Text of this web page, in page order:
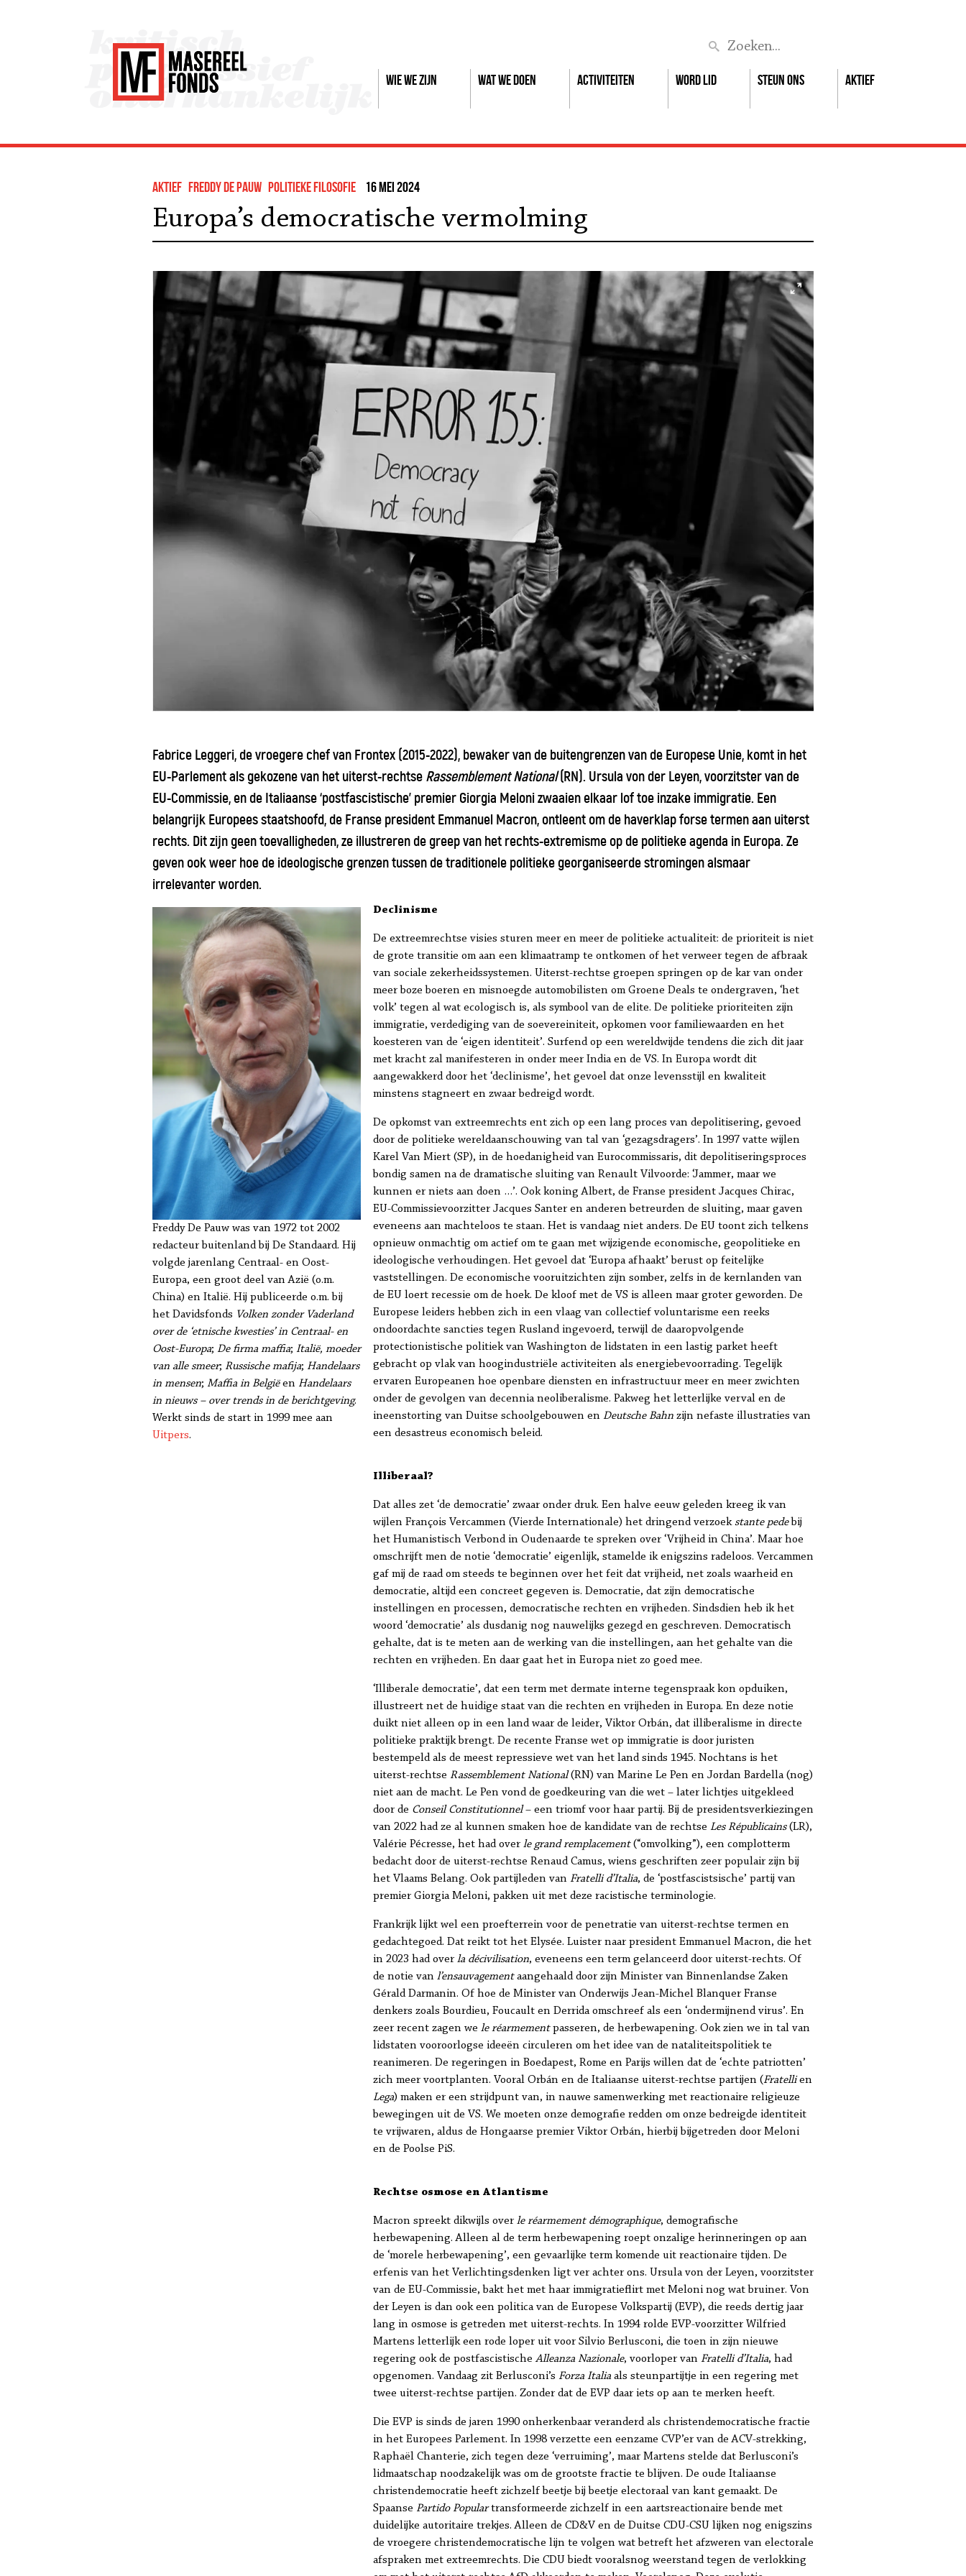
Wie we zijn Wat we doen Activiteiten Word lid Steun ons Aktief
Aktief Freddy De Pauw Politieke filosofie 16 mei 2024
Europa’s democratische vermolming
Fabrice Leggeri, de vroegere chef van Frontex (2015-2022), bewaker van de buitengrenzen van de Europese Unie, komt in het
EU-Parlement als gekozene van het uiterst-rechtse Rassemblement National(RN). Ursula von der Leyen, voorzitster van de
EU-Commissie, en de Italiaanse ‘postfascistische’ premier Giorgia Meloni zwaaien elkaar lof toe inzake immigratie. Een
belangrijk Europees staatshoofd, de Franse president Emmanuel Macron, ontleent om de haverklap forse termen aan uiterst
rechts. Dit zijn geen toevalligheden, ze illustreren de greep van het rechts-extremisme op de politieke agenda in Europa. Ze
geven ook weer hoe de ideologische grenzen tussen de traditionele politieke georganiseerde stromingen alsmaar
irrelevanter worden.
Freddy De Pauw was van 1972 tot 2002
redacteur buitenland bij De Standaard. Hij
volgde jarenlang Centraal- en Oost-
Europa, een groot deel van Azië (o.m.
China) en Italië. Hij publiceerde o.m. bij
het Davidsfonds Volken zonder Vaderland
over de ‘etnische kwesties’ in Centraal- en
Oost-Europa; De firma maffia; Italië, moeder
van alle smeer; Russische mafija; Handelaars
in mensen; Maffia in Belgiëen Handelaars
in nieuws – over trends in de berichtgeving.
Werkt sinds de start in 1999 mee aan
Uitpers.
Declinisme
De extreemrechtse visies sturen meer en meer de politieke actualiteit: de prioriteit is niet
de grote transitie om aan een klimaatramp te ontkomen of het verweer tegen de afbraak
van sociale zekerheidssystemen. Uiterst-rechtse groepen springen op de kar van onder
meer boze boeren en misnoegde automobilisten om Groene Deals te ondergraven, ‘het
volk’ tegen al wat ecologisch is, als symbool van de elite. De politieke prioriteiten zijn
immigratie, verdediging van de soevereiniteit, opkomen voor familiewaarden en het
koesteren van de ‘eigen identiteit’. Surfend op een wereldwijde tendens die zich dit jaar
met kracht zal manifesteren in onder meer India en de VS. In Europa wordt dit
aangewakkerd door het ‘declinisme’, het gevoel dat onze levensstijl en kwaliteit
minstens stagneert en zwaar bedreigd wordt.
De opkomst van extreemrechts ent zich op een lang proces van depolitisering, gevoed
door de politieke wereldaanschouwing van tal van ‘gezagsdragers’. In 1997 vatte wijlen
Karel Van Miert (SP), in de hoedanigheid van Eurocommissaris, dit depolitiseringsproces
bondig samen na de dramatische sluiting van Renault Vilvoorde: ‘Jammer, maar we
kunnen er niets aan doen …’. Ook koning Albert, de Franse president Jacques Chirac,
EU-Commissievoorzitter Jacques Santer en anderen betreurden de sluiting, maar gaven
eveneens aan machteloos te staan. Het is vandaag niet anders. De EU toont zich telkens
opnieuw onmachtig om actief om te gaan met wijzigende economische, geopolitieke en
ideologische verhoudingen. Het gevoel dat ‘Europa afhaakt’ berust op feitelijke
vaststellingen. De economische vooruitzichten zijn somber, zelfs in de kernlanden van
de EU loert recessie om de hoek. De kloof met de VS is alleen maar groter geworden. De
Europese leiders hebben zich in een vlaag van collectief voluntarisme een reeks
ondoordachte sancties tegen Rusland ingevoerd, terwijl de daaropvolgende
protectionistische politiek van Washington de lidstaten in een lastig parket heeft
gebracht op vlak van hoogindustriële activiteiten als energiebevoorrading. Tegelijk
ervaren Europeanen hoe openbare diensten en infrastructuur meer en meer zwichten
onder de gevolgen van decennia neoliberalisme. Pakweg het letterlijke verval en de
ineenstorting van Duitse schoolgebouwen en Deutsche Bahnzijn nefaste illustraties van
een desastreus economisch beleid.
Illiberaal?
Dat alles zet ‘de democratie’ zwaar onder druk. Een halve eeuw geleden kreeg ik van
wijlen François Vercammen (Vierde Internationale) het dringend verzoekstante pedebij
het Humanistisch Verbond in Oudenaarde te spreken over ‘Vrijheid in China’. Maar hoe
omschrijft men de notie ‘democratie’ eigenlijk, stamelde ik enigszins radeloos. Vercammen
gaf mij de raad om steeds te beginnen over het feit dat vrijheid, net zoals waarheid en
democratie, altijd een concreet gegeven is. Democratie, dat zijn democratische
instellingen en processen, democratische rechten en vrijheden. Sindsdien heb ik het
woord ‘democratie’ als dusdanig nog nauwelijks gezegd en geschreven. Democratisch
gehalte, dat is te meten aan de werking van die instellingen, aan het gehalte van die
rechten en vrijheden. En daar gaat het in Europa niet zo goed mee.
‘Illiberale democratie’, dat een term met dermate interne tegenspraak kon opduiken,
illustreert net de huidige staat van die rechten en vrijheden in Europa. En deze notie
duikt niet alleen op in een land waar de leider, Viktor Orbán, dat illiberalisme in directe
politieke praktijk brengt. De recente Franse wet op immigratie is door juristen
bestempeld als de meest repressieve wet van het land sinds 1945. Nochtans is het
uiterst-rechtse Rassemblement National(RN) van Marine Le Pen en Jordan Bardella (nog)
niet aan de macht. Le Pen vond de goedkeuring van die wet – later lichtjes uitgekleed
door de Conseil Constitutionnel– een triomf voor haar partij. Bij de presidentsverkiezingen
van 2022 had ze al kunnen smaken hoe de kandidate van de rechtse Les Républicains(LR),
Valérie Pécresse, het had overle grand remplacement(“omvolking”), een complotterm
bedacht door de uiterst-rechtse Renaud Camus, wiens geschriften zeer populair zijn bij
het Vlaams Belang. Ook partijleden van Fratelli d’Italia, de ‘postfascistsische’ partij van
premier Giorgia Meloni, pakken uit met deze racistische terminologie.
Frankrijk lijkt wel een proefterrein voor de penetratie van uiterst-rechtse termen en
gedachtegoed. Dat reikt tot het Elysée. Luister naar president Emmanuel Macron, die het
in 2023 had overla décivilisation, eveneens een term gelanceerd door uiterst-rechts. Of
de notie van l’ensauvagementaangehaald door zijn Minister van Binnenlandse Zaken
Gérald Darmanin. Of hoe de Minister van Onderwijs Jean-Michel Blanquer Franse
denkers zoals Bourdieu, Foucault en Derrida omschreef als een ‘ondermijnend virus’. En
zeer recent zagen we le réarmementpasseren, de herbewapening. Ook zien we in tal van
lidstaten vooroorlogse ideeën circuleren om het idee van de nataliteitspolitiek te
reanimeren. De regeringen in Boedapest, Rome en Parijs willen dat de ‘echte patriotten’
zich meer voortplanten. Vooral Orbán en de Italiaanse uiterst-rechtse partijen (Fratellien
Lega) maken er een strijdpunt van, in nauwe samenwerking met reactionaire religieuze
bewegingen uit de VS. We moeten onze demografie redden om onze bedreigde identiteit
te vrijwaren, aldus de Hongaarse premier Viktor Orbán, hierbij bijgetreden door Meloni
en de Poolse PiS.
Rechtse osmose en Atlantisme
Macron spreekt dikwijls overle réarmement démographique, demografische
herbewapening. Alleen al de term herbewapening roept onzalige herinneringen op aan
de ‘morele herbewapening’, een gevaarlijke term komende uit reactionaire tijden. De
erfenis van het Verlichtingsdenken ligt ver achter ons. Ursula von der Leyen, voorzitster
van de EU-Commissie, bakt het met haar immigratieflirt met Meloni nog wat bruiner. Von
der Leyen is dan ook een politica van de Europese Volkspartij (EVP), die reeds dertig jaar
lang in osmose is getreden met uiterst-rechts. In 1994 rolde EVP-voorzitter Wilfried
Martens letterlijk een rode loper uit voor Silvio Berlusconi, die toen in zijn nieuwe
regering ook de postfascistische Alleanza Nazionale, voorloper van Fratelli d’Italia, had
opgenomen. Vandaag zit Berlusconi’s Forza Italiaals steunpartijtje in een regering met
twee uiterst-rechtse partijen. Zonder dat de EVP daar iets op aan te merken heeft.
Die EVP is sinds de jaren 1990 onherkenbaar veranderd als christendemocratische fractie
in het Europees Parlement. In 1998 verzette een eenzame CVP’er van de ACV-strekking,
Raphaël Chanterie, zich tegen deze ‘verruiming’, maar Martens stelde dat Berlusconi’s
lidmaatschap noodzakelijk was om de grootste fractie te blijven. De oude Italiaanse
christendemocratie heeft zichzelf beetje bij beetje electoraal van kant gemaakt. De
Spaanse Partido Populartransformeerde zichzelf in een aartsreactionaire bende met
duidelijke autoritaire trekjes. Alleen de CD&V en de Duitse CDU-CSU lijken nog enigszins
de vroegere christendemocratische lijn te volgen wat betreft het afzweren van electorale
afspraken met extreemrechts. Die CDU biedt vooralsnog weerstand tegen de verlokking